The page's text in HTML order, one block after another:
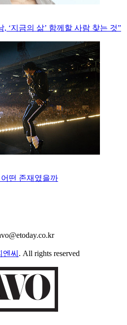
, ‘지금의 삶’ 함께할 사람 찾는 것”
떤 존재였을까
씨 . All rights reserved